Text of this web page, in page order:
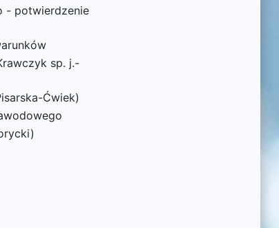
- potwierdzenie
sp. j.-
Ćwiek)